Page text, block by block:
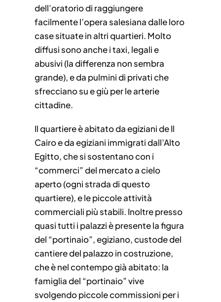
dell’oratorio di raggiungere
facilmente l’opera salesiana dalle loro
case situate in altri quartieri. Molto
diffusi sono anche i taxi, legali e
abusivi (la differenza non sembra
grande), e da pulmini di privati che
sfrecciano su e giù per le arterie
cittadine.
Il quartiere è abitato da egiziani de Il
Cairo e da egiziani immigrati dall’Alto
Egitto, che si sostentano con i
“commerci” del mercato a cielo
aperto (ogni strada di questo
quartiere), e le piccole attività
commerciali più stabili. Inoltre presso
quasi tutti i palazzi è presente la figura
del “portinaio”, egiziano, custode del
cantiere del palazzo in costruzione,
che è nel contempo già abitato: la
famiglia del “portinaio” vive
svolgendo piccole commissioni per i